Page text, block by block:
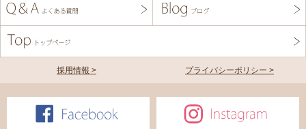
採用情報 > プライバシーポリシー >